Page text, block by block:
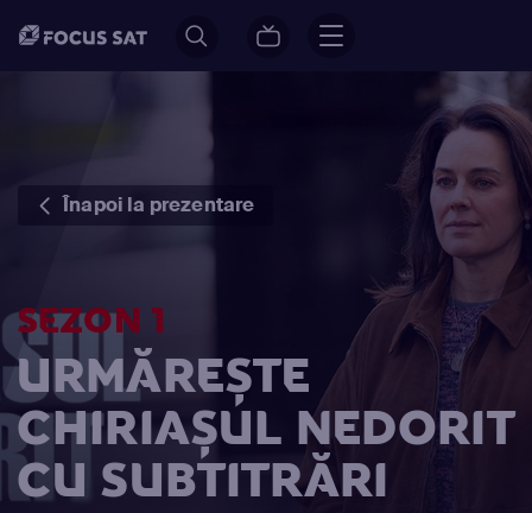
Înapoi la prezentare
SEZON 1
URMĂREȘTE
CHIRIAȘUL NEDORIT
CU SUBTITRĂRI